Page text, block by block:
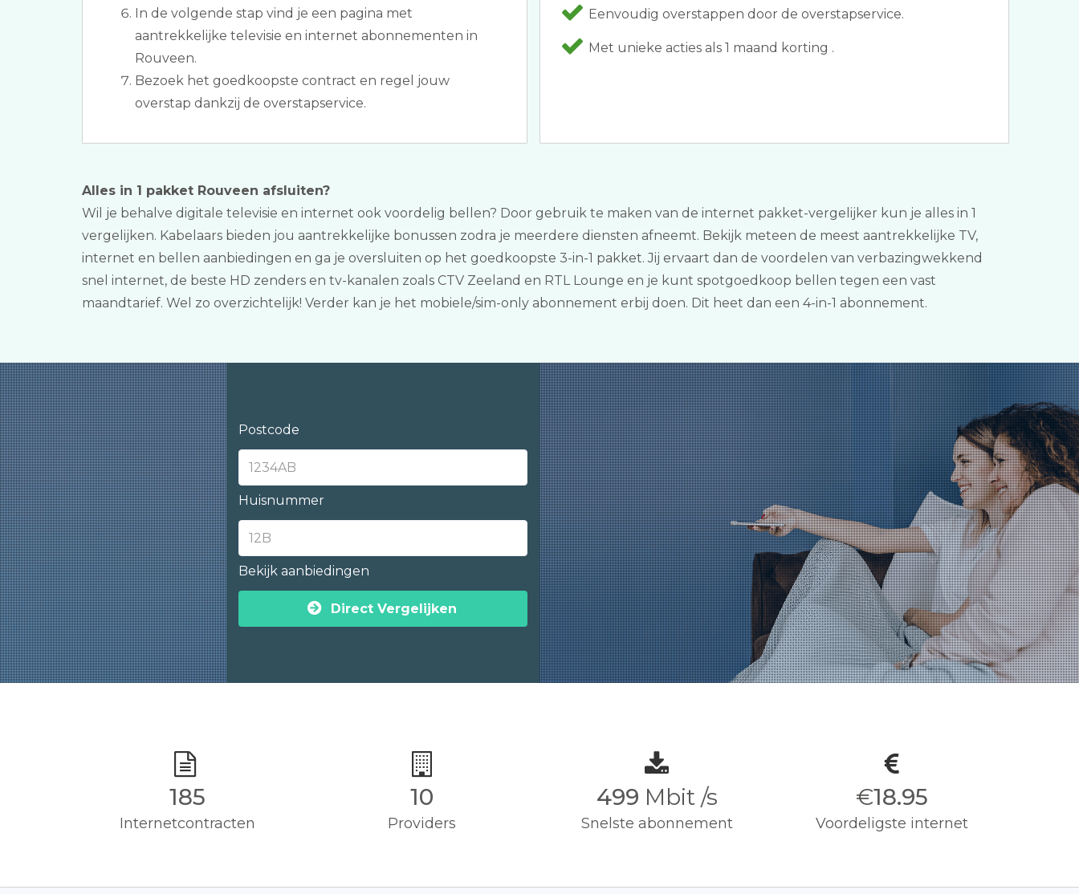
In de volgende stap vind je een pagina met
aantrekkelijke televisie en internet abonnementen in
Rouveen.
Bezoek het goedkoopste contract en regel jouw
overstap dankzij de overstapservice.
Eenvoudig overstappen door de overstapservice.
Met unieke acties als 1 maand korting .
Alles in 1 pakket Rouveen afsluiten?
Wil je behalve digitale televisie en internet ook voordelig bellen? Door gebruik te maken van de internet pakket-vergelijker kun je alles in 1
vergelijken. Kabelaars bieden jou aantrekkelijke bonussen zodra je meerdere diensten afneemt. Bekijk meteen de meest aantrekkelijke TV,
internet en bellen aanbiedingen en ga je oversluiten op het goedkoopste 3-in-1 pakket. Jij ervaart dan de voordelen van verbazingwekkend
snel internet, de beste HD zenders en tv-kanalen zoals CTV Zeeland en RTL Lounge en je kunt spotgoedkoop bellen tegen een vast
maandtarief. Wel zo overzichtelijk! Verder kan je het mobiele/sim-only abonnement erbij doen. Dit heet dan een 4-in-1 abonnement.
Postcode
Huisnummer
Bekijk aanbiedingen
Direct Vergelijken
185
Internetcontracten
10
Providers
500 Mbit /s
Snelste abonnement
€19.00
Voordeligste internet